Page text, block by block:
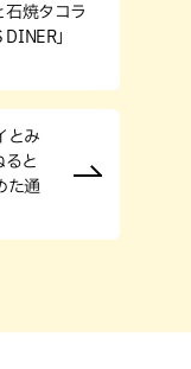
石焼タコラ
」
とみ
ると
た通